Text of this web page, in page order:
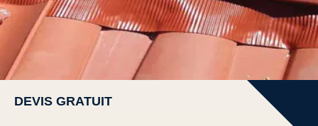
DEVIS GRATUIT